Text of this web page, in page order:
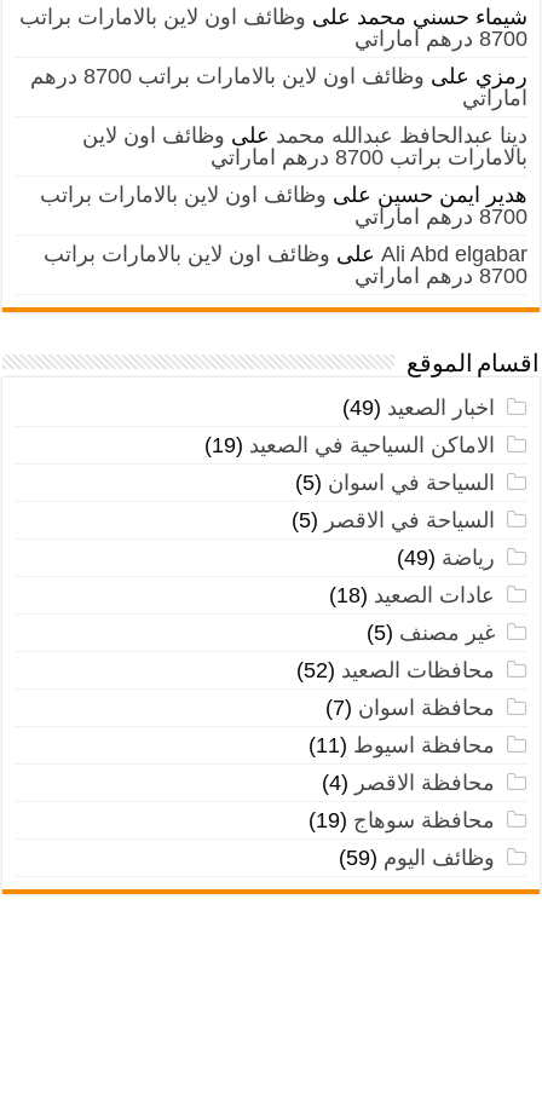
شيماء حسني محمد على وظائف اون لاين بالامارات براتب
8700 درهم اماراتي
رمزي على
وظائف اون لاين بالامارات براتب 8700 درهم
اماراتي
دينا عبدالحافظ عبدالله محمد على وظائف اون لاين
بالامارات براتب 8700 درهم اماراتي
هدير ايمن حسين على وظائف اون لاين بالامارات براتب
8700 درهم اماراتي
Ali Abd elgabar على وظائف اون لاين بالامارات براتب
8700 درهم اماراتي
اقسام الموقع
اخبار الصعيد (49)
الاماكن السياحية في الصعيد (19)
السياحة في اسوان (5)
السياحة في الاقصر (5)
رياضة (49)
عادات الصعيد (18)
غير مصنف (5)
محافظات الصعيد (52)
محافظة اسوان (7)
محافظة اسيوط (11)
محافظة الاقصر (4)
محافظة سوهاج (19)
وظائف اليوم (59)